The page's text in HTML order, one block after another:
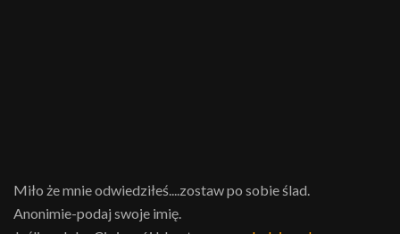
Miło że mnie odwiedziłeś....zostaw po sobie ślad.
Anonimie-podaj swoje imię.